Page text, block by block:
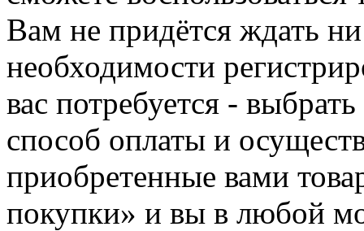
Вам не придётся ждать
необходимости
вас потребуется -
способ оплаты и
приобретенные вами
покупки» и вы в любой